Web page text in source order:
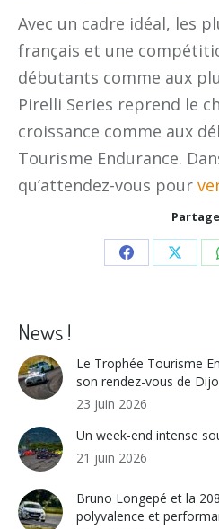
Avec un cadre idéal, les
français et une
débutants comme aux
Pirelli Series reprend le
croissance comme aux
Tourisme Endurance.
qu’attendez-vous pour
Share Share
News !
Le Trophée Tourisme
son rendez-vous de
23 juin 2026
Un week-end intense
21 juin 2026
Bruno Longepé et la
polyvalence et